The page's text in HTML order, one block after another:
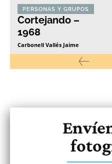
PERSONAS Y GRUPOS
Cortejando –
1968
Carbonell Vallés Jaime